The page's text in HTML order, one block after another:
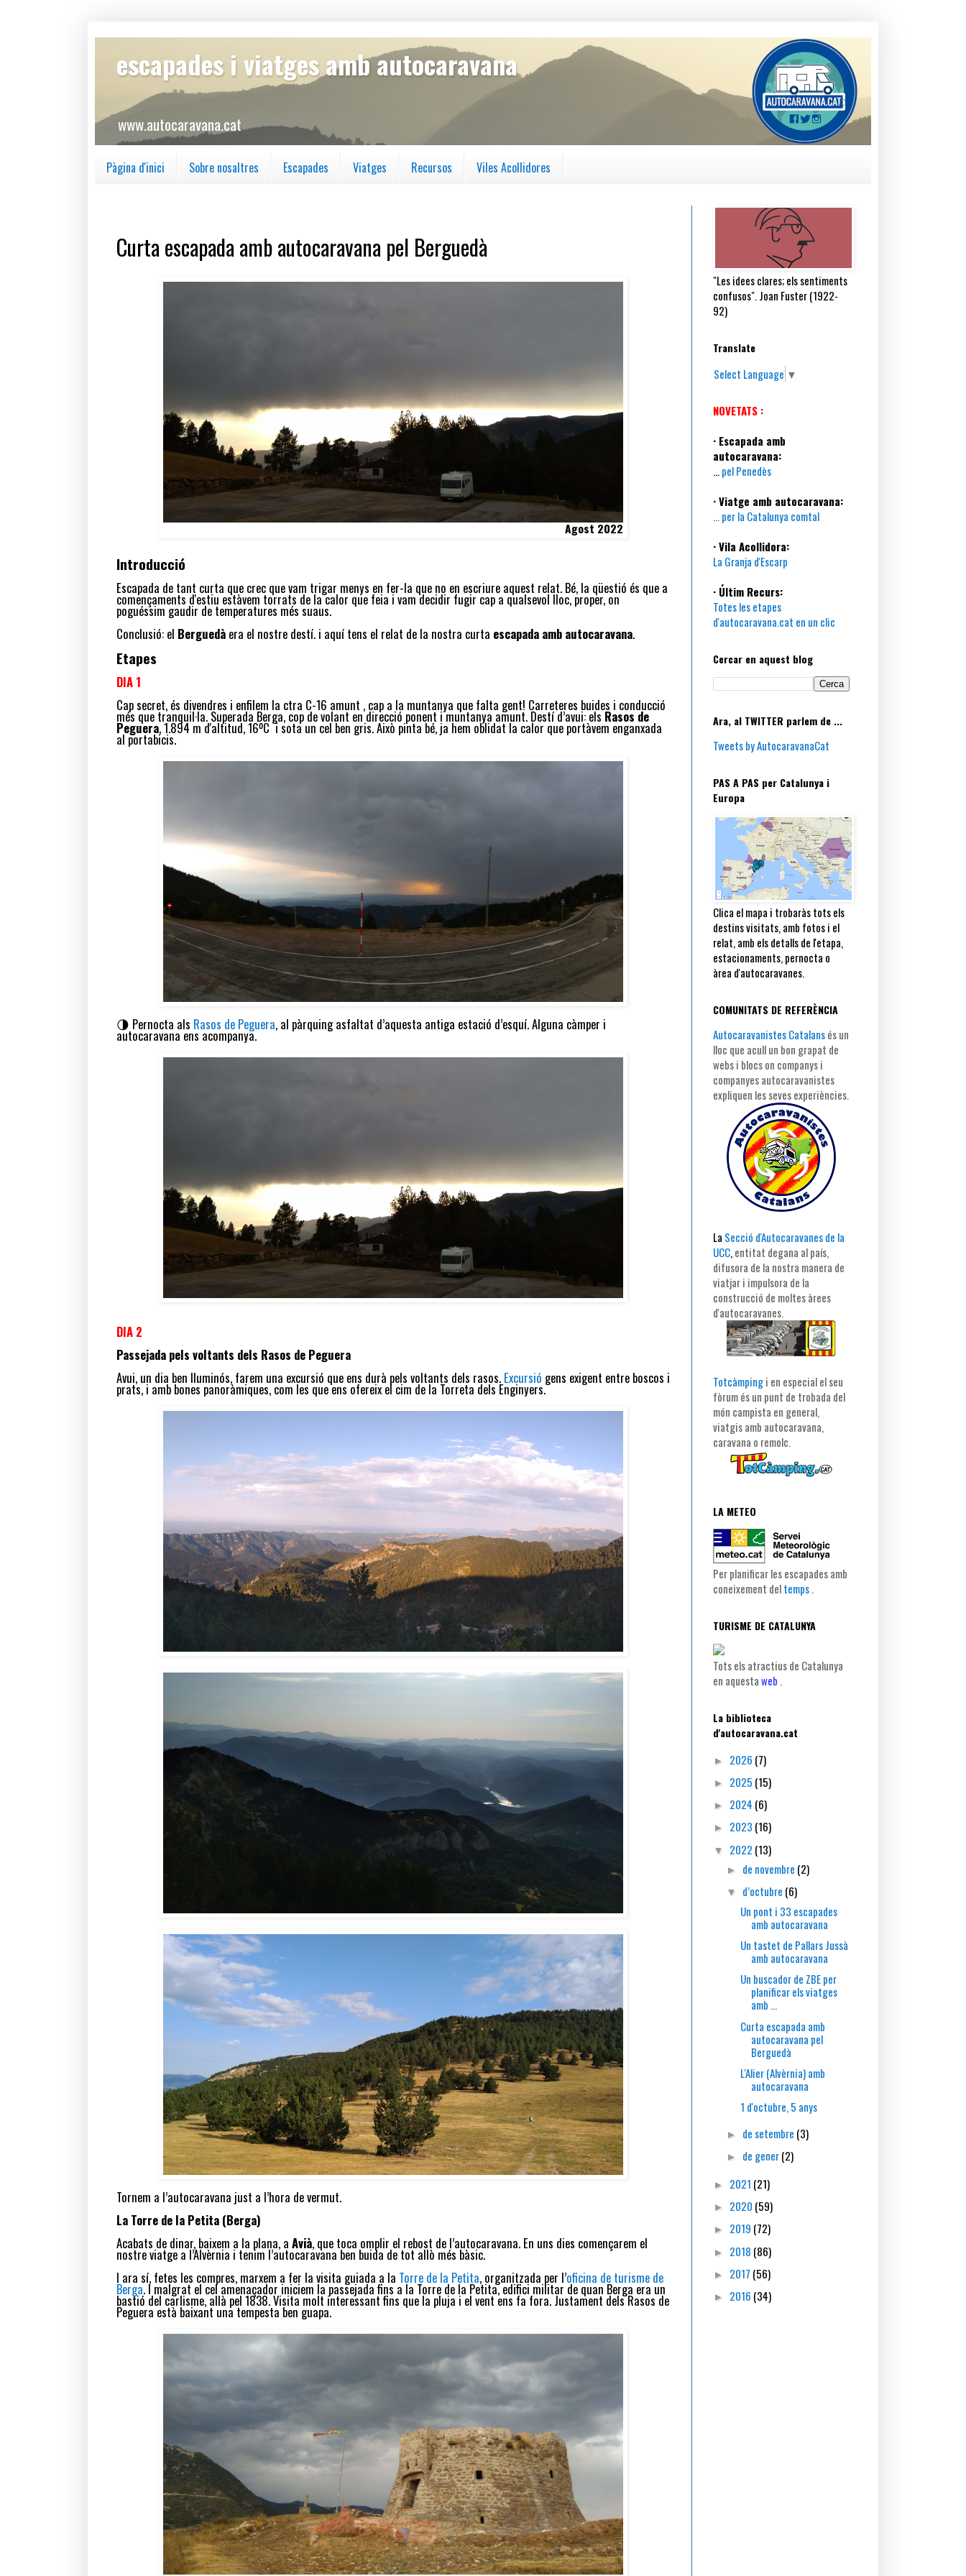
escapades i viatges amb autocaravana
www.autocaravana.cat
Pàgina d'inici Sobre nosaltres Escapades Viatges Recursos Viles Acollidores
Curta escapada amb autocaravana pel Berguedà
Agost 2022
Introducció
Escapada de tant curta que crec que vam trigar menys en fer-la que no en escriure aquest relat. Bé, la qüestió és que a
començaments d'estiu estàvem torrats de la calor que feia i vam decidir fugir cap a qualsevol lloc, proper, on
poguéssim gaudir de temperatures més suaus.
Conclusió: el Berguedà era el nostre destí. i aquí tens el relat de la nostra curta escapada amb autocaravana.
Etapes
DIA 1
Cap secret, és divendres i enfilem la ctra C-16 amunt , cap a la muntanya que falta gent! Carreteres buides i conducció
més que tranquil·la. Superada Berga, cop de volant en direcció ponent i muntanya amunt. Destí d’avui: elsRasos de
Peguera, 1.894 m d'altitud, 16ºC i sota un cel ben gris. Això pinta bé, ja hem oblidat la calor que portàvem enganxada
al portabicis.
🌗 Pernocta als Rasos de Peguera, al pàrquing asfaltat d’aquesta antiga estació d’esquí. Alguna càmper i
autocaravana ens acompanya.
DIA 2
Passejada pels voltants dels Rasos de Peguera
Avui, un dia ben lluminós, farem una excursió que ens durà pels voltants dels rasos. Excursió gens exigent entre boscos i
prats, i amb bones panoràmiques, com les que ens ofereix el cim de la Torreta dels Enginyers.
Tornem a l’autocaravana just a l’hora de vermut.
La Torre de la Petita (Berga)
Acabats de dinar, baixem a la plana, a Avià, que toca omplir el rebost de l’autocaravana. En uns dies començarem el
nostre viatge a l’Alvèrnia i tenim l’autocaravana ben buida de tot allò més bàsic.
I ara sí, fetes les compres, marxem a fer la visita guiada a la Torre de la Petita, organitzada per l’oficina de turisme de
Berga. I malgrat el cel amenaçador iniciem la passejada fins a la Torre de la Petita, edifici militar de quan Berga era un
bastió del carlisme, allà pel 1838. Visita molt interessant fins que la pluja i el vent ens fa fora. Justament dels Rasos de
Peguera està baixant una tempesta ben guapa.
"Les idees clares; els sentiments
confusos". Joan Fuster (1922-
92)
Translate
Select Language ▼
NOVETATS :
· Escapada amb
autocaravana:
...pel Penedès
· Viatge amb autocaravana:
... per la Catalunya comtal
· Vila Acollidora:
La Granja d'Escarp
· Últim Recurs:
Totes les etapes
d'autocaravana.cat en un clic
Cercar en aquest blog
Ara, al TWITTER parlem de ...
Tweets by AutocaravanaCat
PAS A PAS per Catalunya i
Europa
Clica el mapa i trobaràs tots els
destins visitats, amb fotos i el
relat, amb els detalls de l'etapa,
estacionaments, pernocta o
àrea d'autocaravanes.
COMUNITATS DE REFERÈNCIA
Autocaravanistes Catalansés un
lloc que acull un bon grapat de
webs i blocs on companys i
companyes autocaravanistes
expliquen les seves experiències.
La Secció d'Autocaravanes de la
UCC,entitat degana al país,
difusora de la nostra manera de
viatjar i impulsora de la
construcció de moltes àrees
d'autocaravanes.
Totcàmpingi en especial el seu
fòrum és un punt de trobada del
món campista en general,
viatgis amb autocaravana,
caravana o remolc.
LA METEO
Per planificar les escapades amb
coneixement deltemps.
TURISME DE CATALUNYA
Tots els atractius de Catalunya
en aquestaweb .
La biblioteca
d'autocaravana.cat
► 2026 (7)
► 2025 (15)
► 2024 (6)
► 2023 (16)
▼ 2022 (13)
► de novembre (2)
▼ d’octubre (6)
Un pont i 33 escapades
amb autocaravana
Un tastet de Pallars Jussà
amb autocaravana
Un buscador de ZBE per
planificar els viatges
amb ...
Curta escapada amb
autocaravana pel
Berguedà
L'Alier (Alvèrnia) amb
autocaravana
1 d'octubre, 5 anys
► de setembre (3)
► de gener(2)
► 2021 (21)
► 2020 (59)
► 2019 (72)
► 2018 (86)
► 2017 (56)
► 2016 (34)